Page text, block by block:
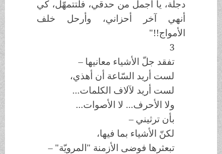
دجلة، يا أجمل من حدقي، فلتتمهّل، كي
أنهي آخر أحزاني، وأرحل خلف
الأمواج!!"
تفقد جلّ الأشياء معانيها –
لست أريد السّاعة أن أهذي،
لست أريد لآلاف الكلمات...
ولا الأحرف... لا الأصوات...
بأن ترثيني –
لكنّ الأشياء بما فيها،
تبعثرها فوضى الأزمنة "المرويّة" –